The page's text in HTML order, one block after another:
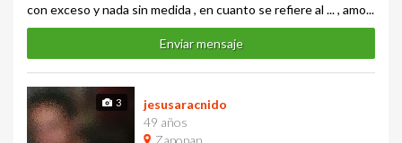
con exceso y nada sin medida , en cuanto se refiere al ... , amo...
Enviar mensaje
3
jesusaracnido
49 años
Zapopan